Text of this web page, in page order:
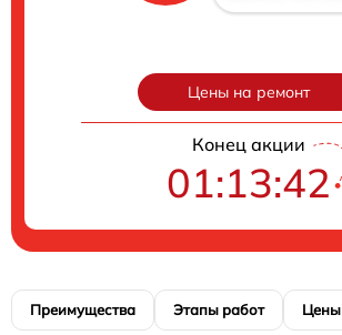
Цены на ремонт
Конец акции
01:13:40
Преимущества Этапы работ Цены